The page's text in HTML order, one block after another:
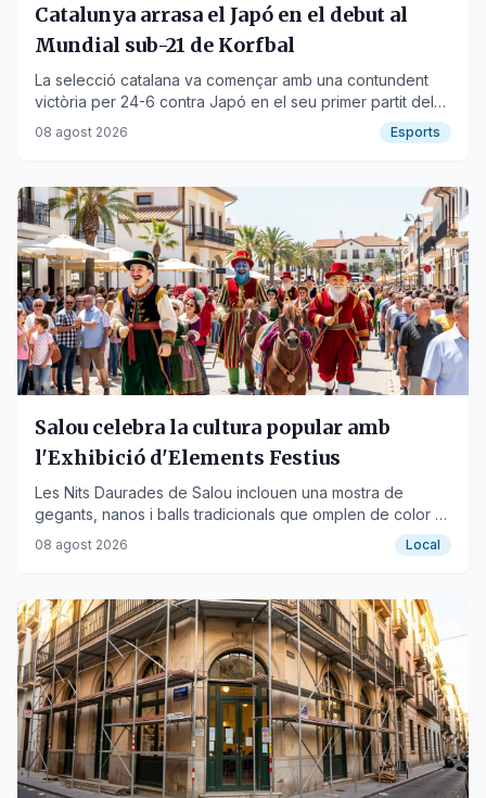
Catalunya arrasa el Japó en el debut al
Mundial sub-21 de Korfbal
La selecció catalana va començar amb una contundent
victòria per 24-6 contra Japó en el seu primer partit del
campionat mundial.
08 agost 2026 Esports
Salou celebra la cultura popular amb
l'Exhibició d'Elements Festius
Les Nits Daurades de Salou inclouen una mostra de
gegants, nanos i balls tradicionals que omplen de color el
Passeig Jaume I.
08 agost 2026 Local